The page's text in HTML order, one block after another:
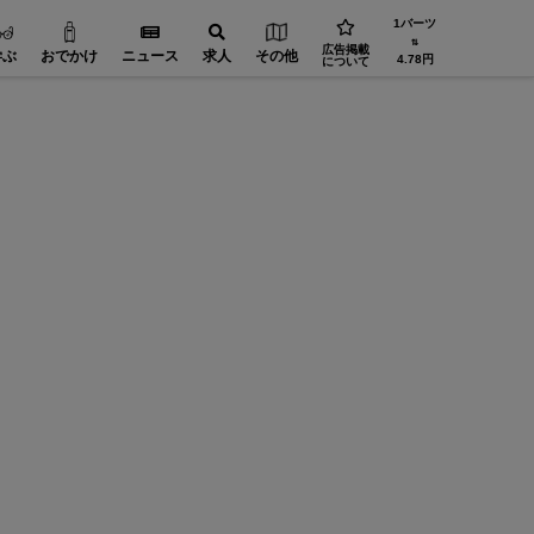
おでかけ ニュース 求人 その他
広告掲載
について
1バーツ
⇅
4.78円